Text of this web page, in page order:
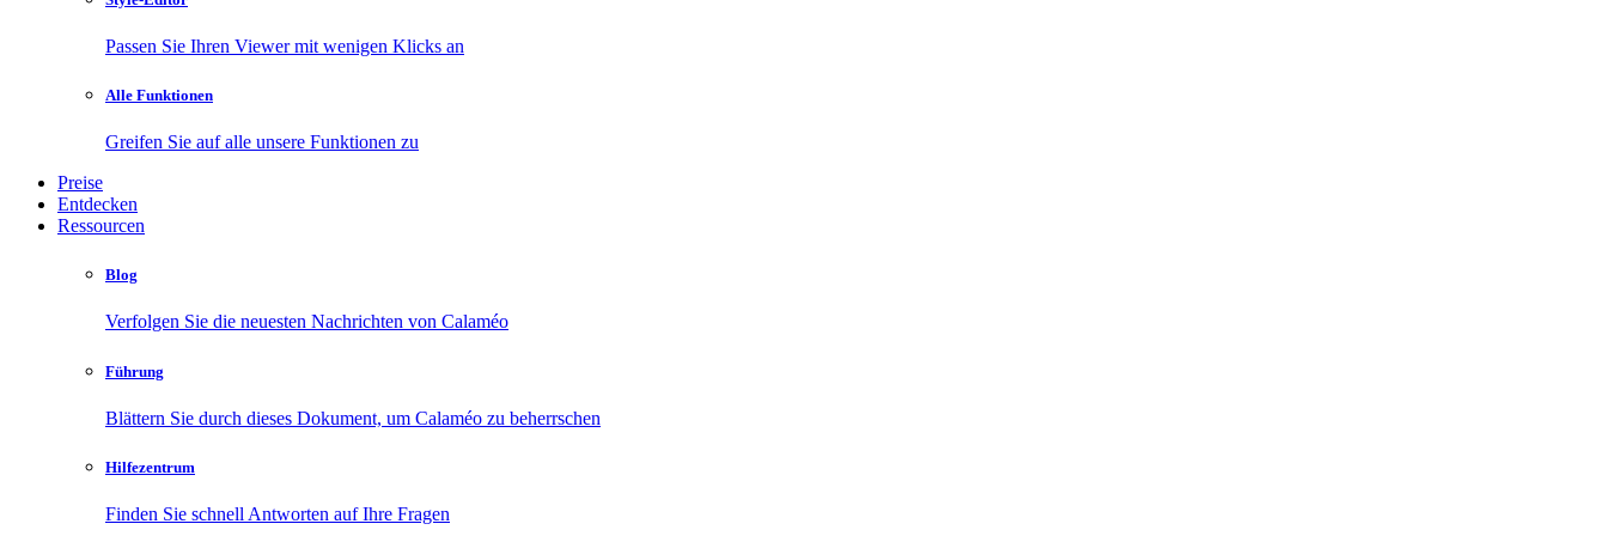
Passen Sie Ihren Viewer mit wenigen Klicks an
Alle Funktionen
Greifen Sie auf alle unsere Funktionen zu
Preise
Entdecken
Ressourcen
Blog
Verfolgen Sie die neuesten Nachrichten von Calaméo
Führung
Blättern Sie durch dieses Dokument, um Calaméo zu beherrschen
Hilfezentrum
Finden Sie schnell Antworten auf Ihre Fragen